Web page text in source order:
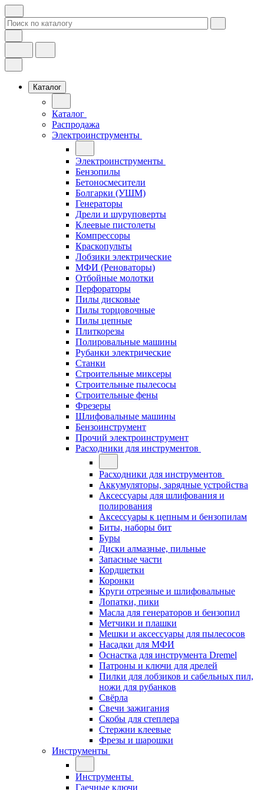
Каталог
Каталог
Распродажа
Электроинструменты
Электроинструменты
Бензопилы
Бетоносмесители
Болгарки (УШМ)
Генераторы
Дрели и шуруповерты
Клеевые пистолеты
Компрессоры
Краскопульты
Лобзики электрические
МФИ (Реноваторы)
Отбойные молотки
Перфораторы
Пилы дисковые
Пилы торцовочные
Пилы цепные
Плиткорезы
Полировальные машины
Рубанки электрические
Станки
Строительные миксеры
Строительные пылесосы
Строительные фены
Фрезеры
Шлифовальные машины
Бензоинструмент
Прочий электроинструмент
Расходники для инструментов
Расходники для инструментов
Аккумуляторы, зарядные устройства
Аксессуары для шлифования и
полирования
Аксессуары к цепным и бензопилам
Биты, наборы бит
Буры
Диски алмазные, пильные
Запасные части
Кордщетки
Коронки
Круги отрезные и шлифовальные
Лопатки, пики
Масла для генераторов и бензопил
Метчики и плашки
Мешки и аксессуары для пылесосов
Насадки для МФИ
Оснастка для инструмента Dremel
Патроны и ключи для дрелей
Пилки для лобзиков и сабельных пил,
ножи для рубанков
Свёрла
Свечи зажигания
Скобы для степлера
Стержни клеевые
Фрезы и шарошки
Инструменты
Инструменты
Гаечные ключи